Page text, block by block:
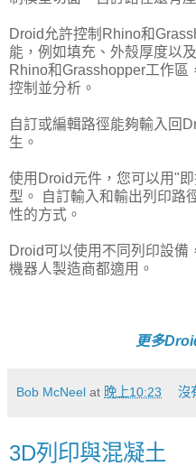
Droid允許控制Rhino和
能，例如填充、外殼厚度以
Rhino和Grasshopper工作區
控制並分析。
自訂或編輯路徑能夠輸入回
生。
使用Droid元件，您可以用"
型。 自訂輸入和輸出列印路
性的方式。
Droid可以使用不同列印設備
機器人製造商都適用。
更多
Bob McNeel at 晚上10:23 沒
3D列印與混凝土